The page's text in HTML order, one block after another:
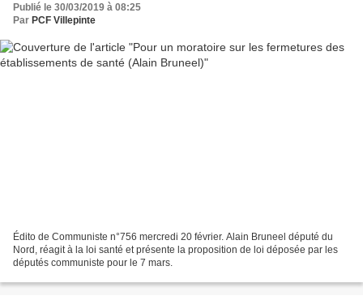
Publié le 30/03/2019 à 08:25
Par PCF Villepinte
Édito de Communiste n°756 mercredi 20 février. Alain Bruneel député du
Nord, réagit à la loi santé et présente la proposition de loi déposée par les
députés communiste pour le 7 mars.